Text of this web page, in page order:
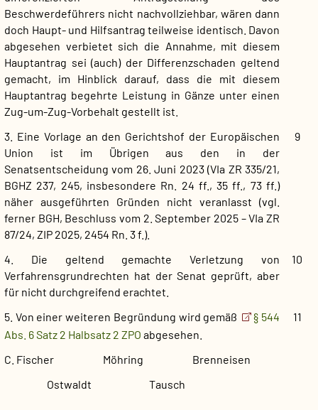
Beschwerdeführers nicht nachvollziehbar, wären dann
doch Haupt- und Hilfsantrag teilweise identisch. Davon
abgesehen verbietet sich die Annahme, mit diesem
Hauptantrag sei (auch) der Differenzschaden geltend
gemacht, im Hinblick darauf, dass die mit diesem
Hauptantrag begehrte Leistung in Gänze unter einen
Zug-um-Zug-Vorbehalt gestellt ist.
9
3. Eine Vorlage an den Gerichtshof der Europäischen
Union ist im Übrigen aus den in der
Senatsentscheidung vom 26. Juni 2023 (VIa ZR 335/21,
BGHZ 237, 245, insbesondere Rn. 24 ff., 35 ff., 73 ff.)
näher ausgeführten Gründen nicht veranlasst (vgl.
ferner BGH, Beschluss vom 2. September 2025 – VIa ZR
87/24, ZIP 2025, 2454 Rn. 3 f.).
10
4. Die geltend gemachte Verletzung von
Verfahrensgrundrechten hat der Senat geprüft, aber
für nicht durchgreifend erachtet.
11
5. Von einer weiteren Begründung wird gemäß
§ 544
Abs. 6 Satz 2 Halbsatz 2 ZPO abgesehen.
C. Fischer Möhring Brenneisen
Ostwaldt
Tausch